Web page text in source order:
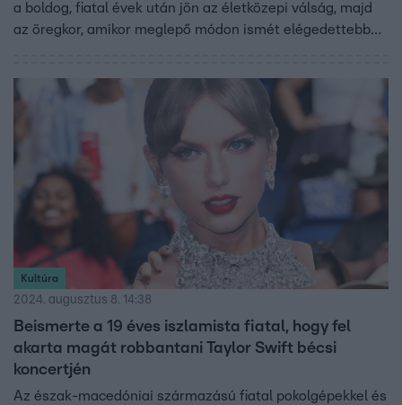
a boldog, fiatal évek után jön az életközepi válság, majd
az öregkor, amikor meglepő módon ismét elégedettebbek
lettek a fiatalok, hogy erre a kőbe vésettnek hitt tételre is
Kultúra
2024. augusztus 8. 14:38
Beismerte a 19 éves iszlamista fiatal, hogy fel
akarta magát robbantani Taylor Swift bécsi
koncertjén
Az észak-macedóniai származású fiatal pokolgépekkel és